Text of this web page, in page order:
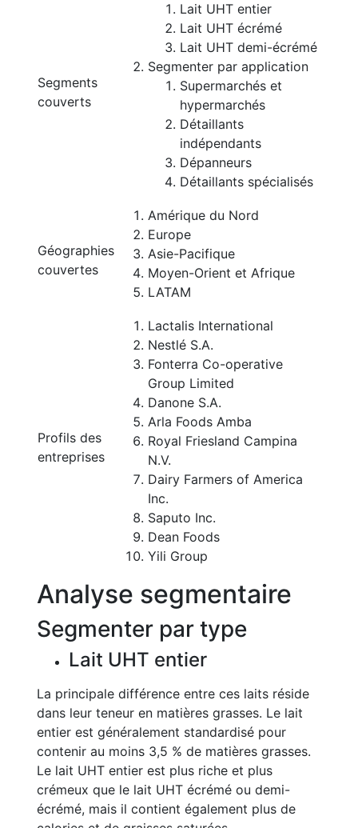
Segments
couverts
Lait UHT entier
Lait UHT écrémé
Lait UHT demi-écrémé
Segmenter par application
Supermarchés et
hypermarchés
Détaillants
indépendants
Dépanneurs
Détaillants spécialisés
Géographies
couvertes
Amérique du Nord
Europe
Asie-Pacifique
Moyen-Orient et Afrique
LATAM
Profils des
entreprises
Lactalis International
Nestlé S.A.
Fonterra Co-operative
Group Limited
Danone S.A.
Arla Foods Amba
Royal Friesland Campina
N.V.
Dairy Farmers of America
Inc.
Saputo Inc.
Dean Foods
Yili Group
Analyse segmentaire
Segmenter par type
Lait UHT entier
La principale différence entre ces laits réside
dans leur teneur en matières grasses. Le lait
entier est généralement standardisé pour
contenir au moins 3,5 % de matières grasses.
Le lait UHT entier est plus riche et plus
crémeux que le lait UHT écrémé ou demi-
écrémé, mais il contient également plus de